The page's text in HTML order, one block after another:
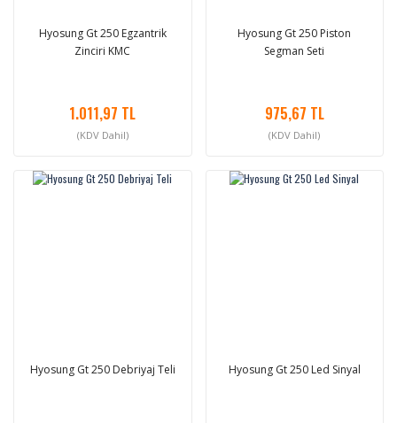
Hyosung Gt 250 Egzantrik
Zinciri KMC
1.011,97 TL
(KDV Dahil)
Hyosung Gt 250 Piston
Segman Seti
975,67 TL
(KDV Dahil)
Hyosung Gt 250 Debriyaj Teli Hyosung Gt 250 Led Sinyal